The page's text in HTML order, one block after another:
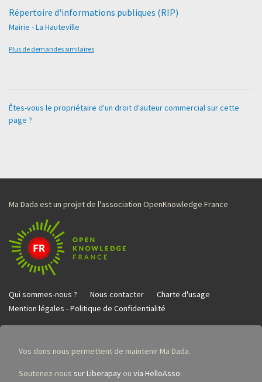
Répertoire d'informations publiques (RIP)
Mairie - La Hauteville
Plus de demandes similaires
Êtes-vous le propriétaire d'un droit d'auteur commercial sur cette
page ?
Ma Dada est un projet de l'association OpenKnowledge France
Qui sommes-nous ? Nous contacter
Charte d'usage
Mention légales - Politique de Confidentialité
Vos dons nous permettent de maintenir Ma Dada.
Soutenez-nous sur Liberapay ou via HelloAsso.